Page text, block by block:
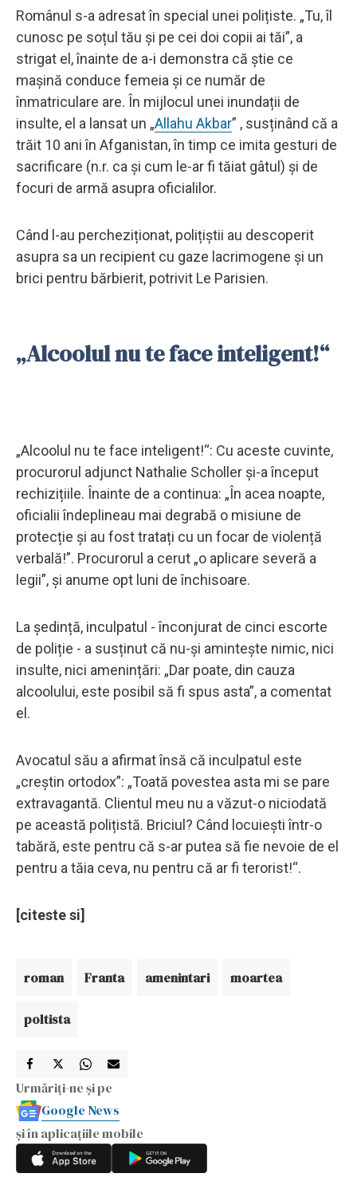
Românul s-a adresat în special unei polițiste. „Tu, îl
cunosc pe soțul tău și pe cei doi copii ai tăi”, a
strigat el, înainte de a-i demonstra că știe ce
mașină conduce femeia și ce număr de
înmatriculare are. În mijlocul unei inundații de
insulte, el a lansat un „Allahu Akbar” , susținând că a
trăit 10 ani în Afganistan, în timp ce imita gesturi de
sacrificare (n.r. ca și cum le-ar fi tăiat gâtul) și de
focuri de armă asupra oficialilor.
Când l-au percheziționat, polițiștii au descoperit
asupra sa un recipient cu gaze lacrimogene și un
brici pentru bărbierit, potrivit Le Parisien.
„Alcoolul nu te face inteligent!“
„Alcoolul nu te face inteligent!“: Cu aceste cuvinte,
procurorul adjunct Nathalie Scholler și-a început
rechizițiile. Înainte de a continua: „În acea noapte,
oficialii îndeplineau mai degrabă o misiune de
protecție și au fost tratați cu un focar de violență
verbală!”. Procurorul a cerut „o aplicare severă a
legii”, și anume opt luni de închisoare.
La ședință, inculpatul - înconjurat de cinci escorte
de poliție - a susținut că nu-și amintește nimic, nici
insulte, nici amenințări: „Dar poate, din cauza
alcoolului, este posibil să fi spus asta”, a comentat
el.
Avocatul său a afirmat însă că inculpatul este
„creștin ortodox”: „Toată povestea asta mi se pare
extravagantă. Clientul meu nu a văzut-o niciodată
pe această polițistă. Briciul? Când locuiești într-o
tabără, este pentru că s-ar putea să fie nevoie de el
pentru a tăia ceva, nu pentru că ar fi terorist!“.
[citeste si]
roman Franta amenintari moartea
poltista
Urmăriți-ne și pe
Google News
și în aplicațiile mobile